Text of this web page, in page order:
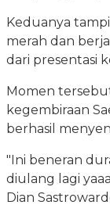
Keduanya
merah dan
dari presentasi
Momen
kegembiraan
berhasil
"Ini beneran
diulang lagi
Dian